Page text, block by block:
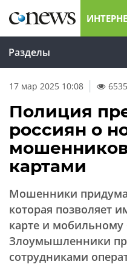
Разделы
17 мар 2025 10:08 6535
Полиция
россиян о
картами
Мошенники
которая позволяет
карте и
Злоумышленники
сотрудниками